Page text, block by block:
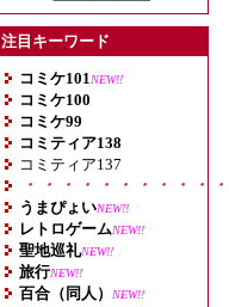
注目キーワード
コミケ101 NEW!!
コミケ100
コミケ99
コミティア138
コミティア137
・・・・・・・・・・
うまぴょいNEW!!
レトロゲームNEW!!
聖地巡礼NEW!!
旅行NEW!!
百合（同人） NEW!!